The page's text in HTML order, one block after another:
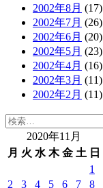
2002年8月 (17)
2002年7月 (26)
2002年6月 (20)
2002年5月 (23)
2002年4月 (16)
2002年3月 (11)
2002年2月 (11)
検
2020年11月
月 火 水 木 金 土 日
1
2
3 4 5 6 7 8